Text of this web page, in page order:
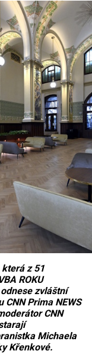
z 51
ROKU
zvláštní
Prima NEWS
CNN
Michaela
Křenkové.